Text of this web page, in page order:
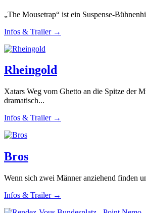
„The Mousetrap“ ist ein Suspense-
Infos & Trailer →
Rheingold
Xatars Weg vom Ghetto an die Spitze der
dramatisch...
Infos & Trailer →
Bros
Wenn sich zwei Männer anziehend finden
Infos & Trailer →